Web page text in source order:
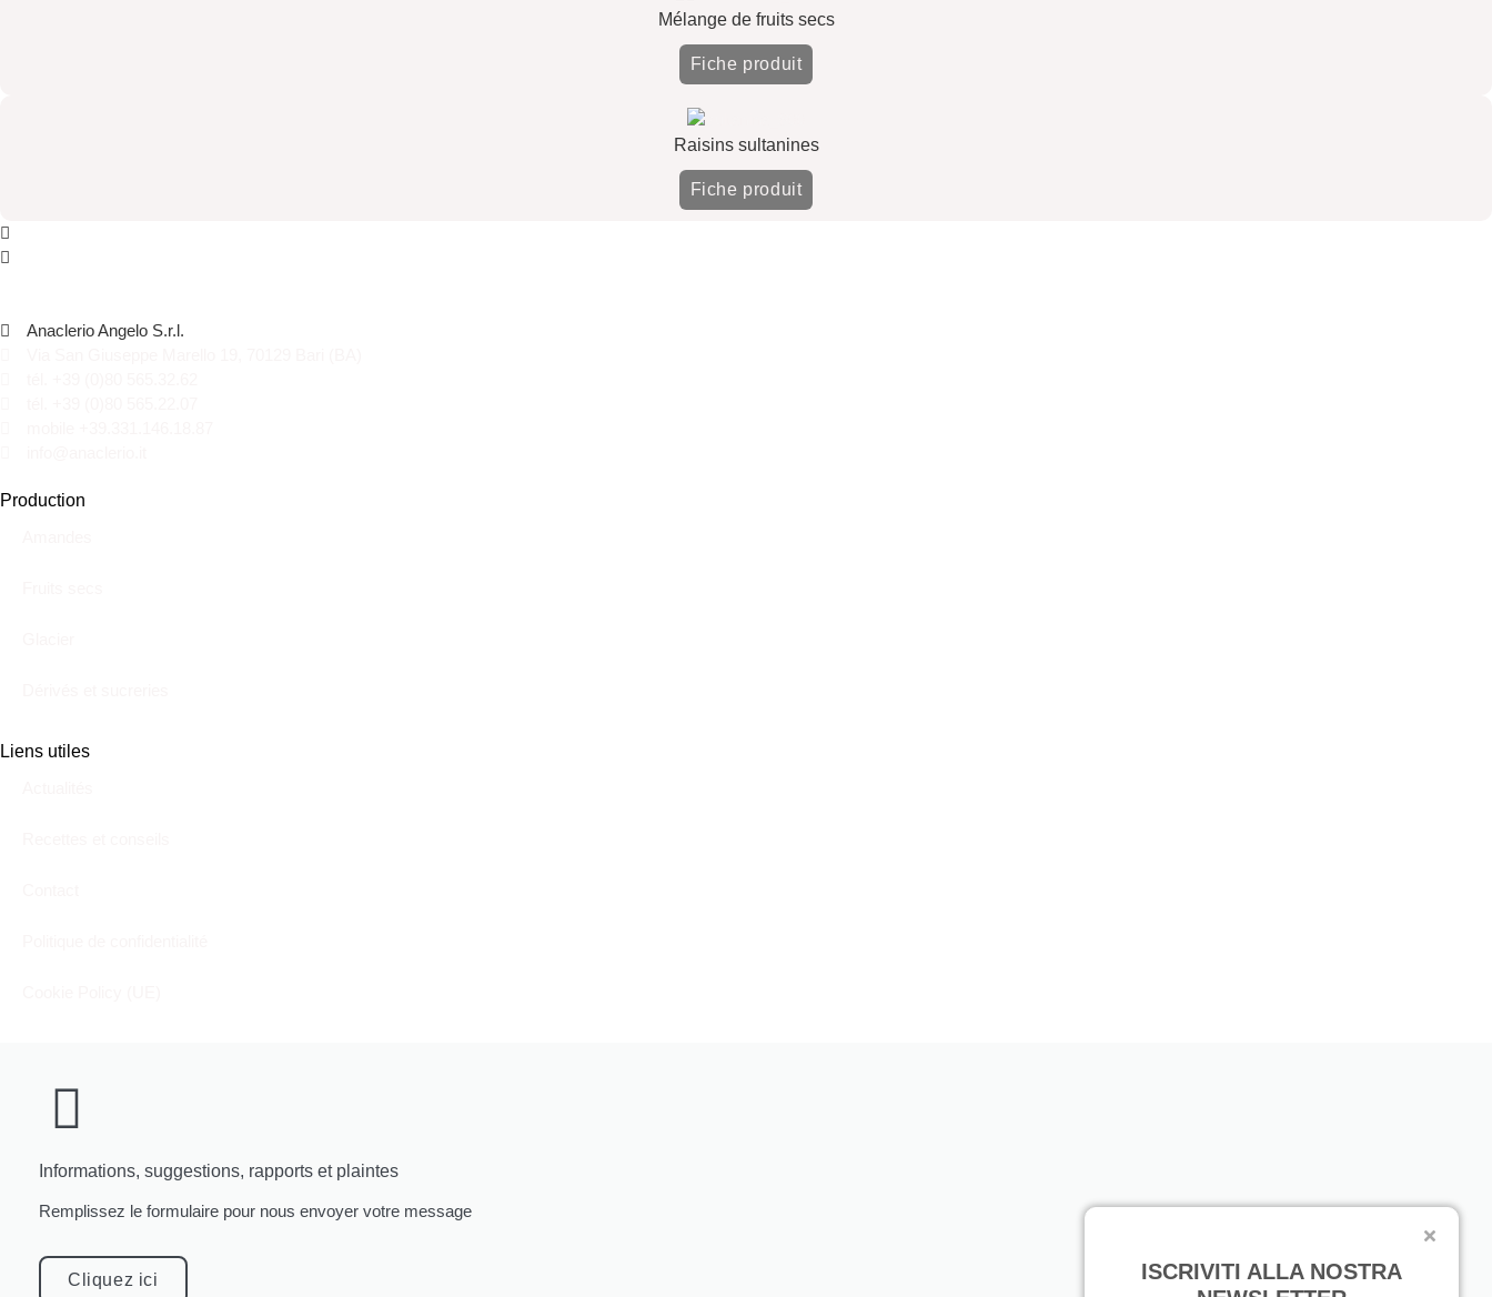
Mélange de fruits secs
Fiche produit
Raisins sultanines
Fiche produit
Anaclerio Angelo S.r.l.
Production
Liens utiles
Informations, suggestions, rapports et plaintes
Remplissez le formulaire pour nous envoyer votre message
Cliquez ici
ISCRIVITI ALLA NOSTRA